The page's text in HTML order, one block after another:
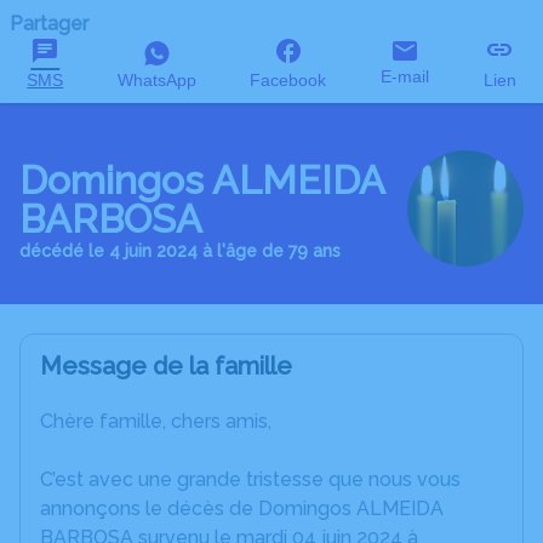
Partager
SMS WhatsApp Facebook E-mail Lien
Domingos ALMEIDA
BARBOSA
décédé le 4 juin 2024 à l'âge de 79 ans
Message de la famille
Chère famille, chers amis,
C’est avec une grande tristesse que nous vous
annonçons le décès de Domingos ALMEIDA
BARBOSA survenu le mardi 04 juin 2024 à